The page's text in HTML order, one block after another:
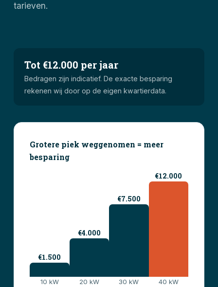
tarieven.
Tot €12.000 per jaar
Bedragen zijn indicatief. De exacte besparing
rekenen wij door op de eigen kwartierdata.
Grotere piek weggenomen = meer
besparing
€1.500
10 kW
€4.000
20 kW
€7.500
30 kW
€12.000
40 kW